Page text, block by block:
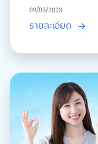
09/05/2023
รายละเอียด